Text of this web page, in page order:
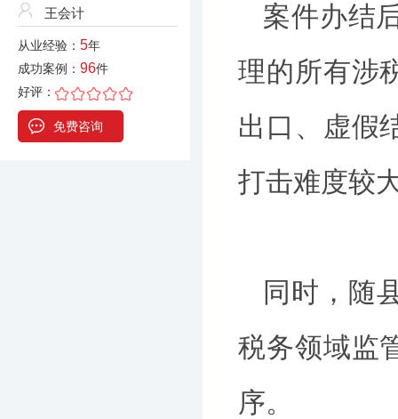
王会计
从业经验： 5年
成功案例： 96件
好评：
免费咨询
案件办结
理的所有涉
出口、虚假
打击难度较
同时，随
税务领域监
序。